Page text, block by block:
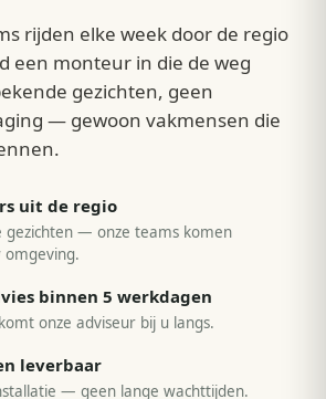
rijden elke week door de regio
een monteur in die de weg
gezichten, geen
— gewoon vakmensen die
uit de regio
gezichten — onze teams komen
binnen 5 werkdagen
onze adviseur bij u langs.
leverbaar
— geen lange wachttijden.